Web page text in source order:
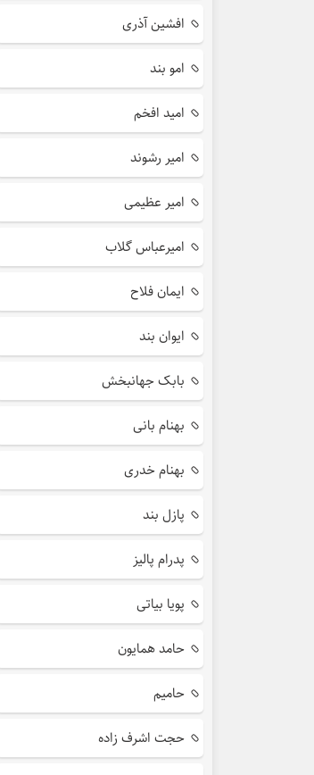
افشین آذری
امو بند
امید افخم
امیر رشوند
امیر عظیمی
امیرعباس گلاب
ایمان فلاح
ایوان بند
بابک جهانبخش
بهنام بانی
بهنام خدری
پازل بند
پدرام پالیز
پویا بیاتی
حامد همایون
حامیم
حجت اشرف زاده